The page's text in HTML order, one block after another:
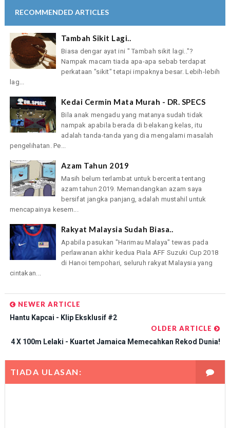
RECOMMENDED ARTICLES
Tambah Sikit Lagi..
Biasa dengar ayat ini " Tambah sikit lagi.."?
Nampak macam tiada apa-apa sebab terdapat
perkataan "sikit" tetapi impaknya besar. Lebih-lebih
lag...
Kedai Cermin Mata Murah - DR. SPECS
Bila anak mengadu yang matanya sudah tidak
nampak apabila berada di belakang kelas, itu
adalah tanda-tanda yang dia mengalami masalah
pengelihatan. Pe...
Azam Tahun 2019
Masih belum terlambat untuk bercerita tentang
azam tahun 2019. Memandangkan azam saya
bersifat jangka panjang, adalah mustahil untuk
mencapainya kesem...
Rakyat Malaysia Sudah Biasa..
Apabila pasukan "Harimau Malaya" tewas pada
perlawanan akhir kedua Piala AFF Suzuki Cup 2018
di Hanoi tempohari, seluruh rakyat Malaysia yang
cintakan...
NEWER ARTICLE
Hantu Kapcai - Klip Eksklusif #2
OLDER ARTICLE
4 X 100m Lelaki - Kuartet Jamaica Memecahkan Rekod Dunia!
TIADA ULASAN: